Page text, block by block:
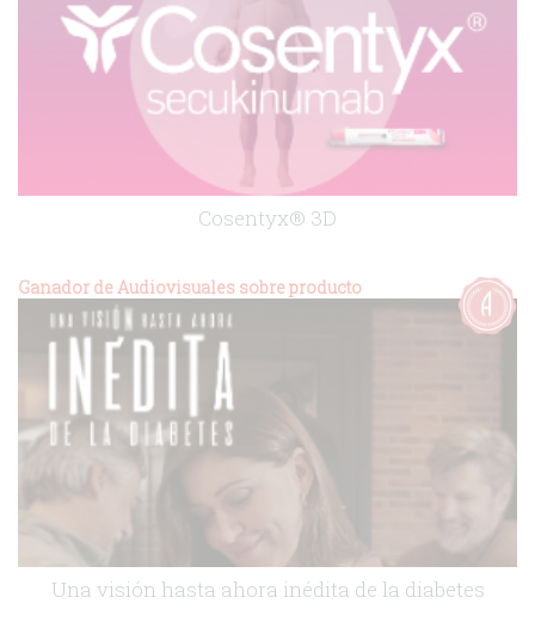
Cosentyx® 3D
agencia: APPLE TREE
Ganador de Audiovisuales sobre producto
Una visión hasta ahora inédita de la diabetes